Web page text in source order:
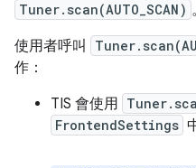
Tuner.scan(AUTO_SCAN) 。
使用者呼叫
作：
TIS 會使用
FrontendSettings